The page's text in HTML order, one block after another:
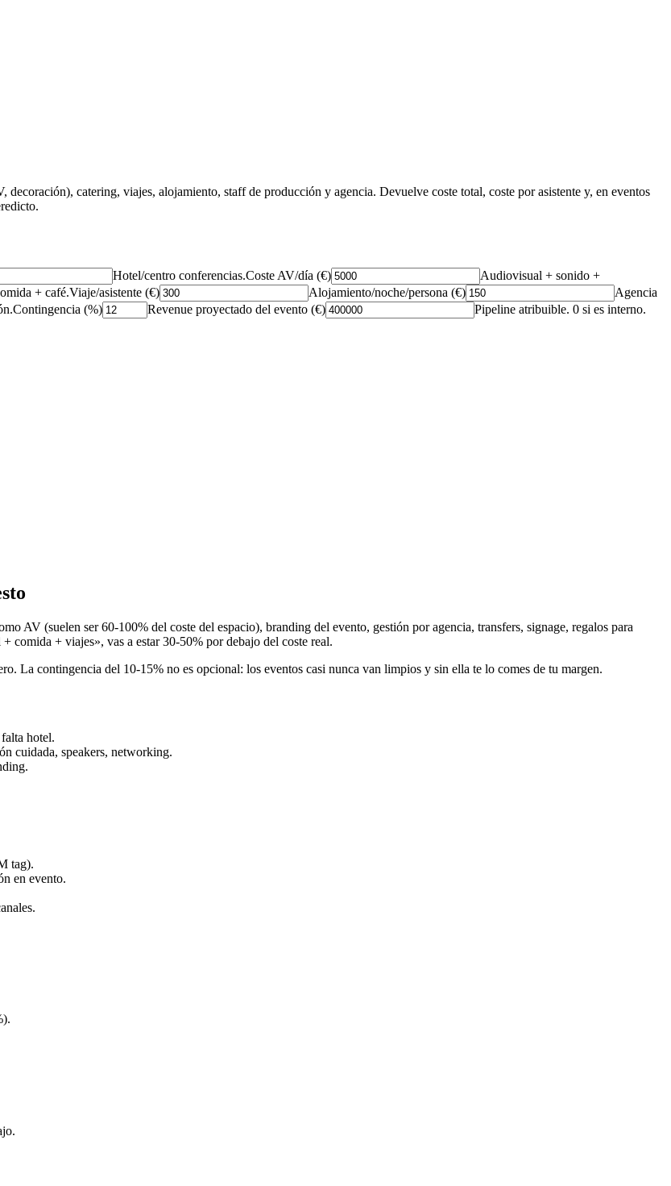
catering, viajes, alojamiento, staff de producción y agencia. Devuelve coste total, coste por asistente y, en eventos
Hotel/centro conferencias.Coste AV/día (€)
Audiovisual + sonido +
+ café.Viaje/asistente (€) Alojamiento/noche/persona (€)
Agencia
Contingencia (%) Revenue proyectado del evento (€)
Pipeline atribuible. 0 si es interno.
AV (suelen ser 60-100% del coste del espacio), branding del evento, gestión por agencia, transfers, signage, regalos para
comida + viajes», vas a estar 30-50% por debajo del coste real.
La contingencia del 10-15% no es opcional: los eventos casi nunca van limpios y sin ella te lo comes de tu margen.
hotel.
cuidada, speakers, networking.
tag).
en evento.